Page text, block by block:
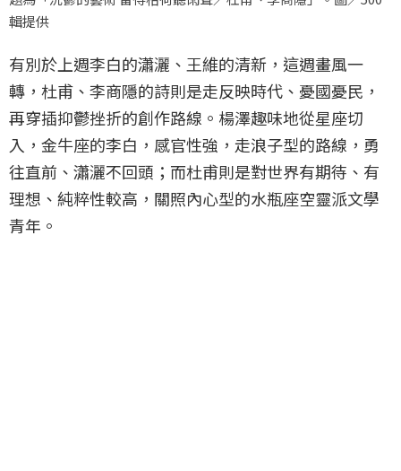
輯提供
有別於上週李白的瀟灑、王維的清新，這週畫風一
轉，杜甫、李商隱的詩則是走反映時代、憂國憂民，
再穿插抑鬱挫折的創作路線。楊澤趣味地從星座切
入，金牛座的李白，感官性強，走浪子型的路線，勇
往直前、瀟灑不回頭；而杜甫則是對世界有期待、有
理想、純粹性較高，關照內心型的水瓶座空靈派文學
青年。